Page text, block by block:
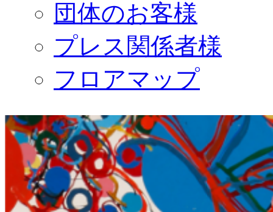
団体のお客様
プレス関係者様
フロアマップ